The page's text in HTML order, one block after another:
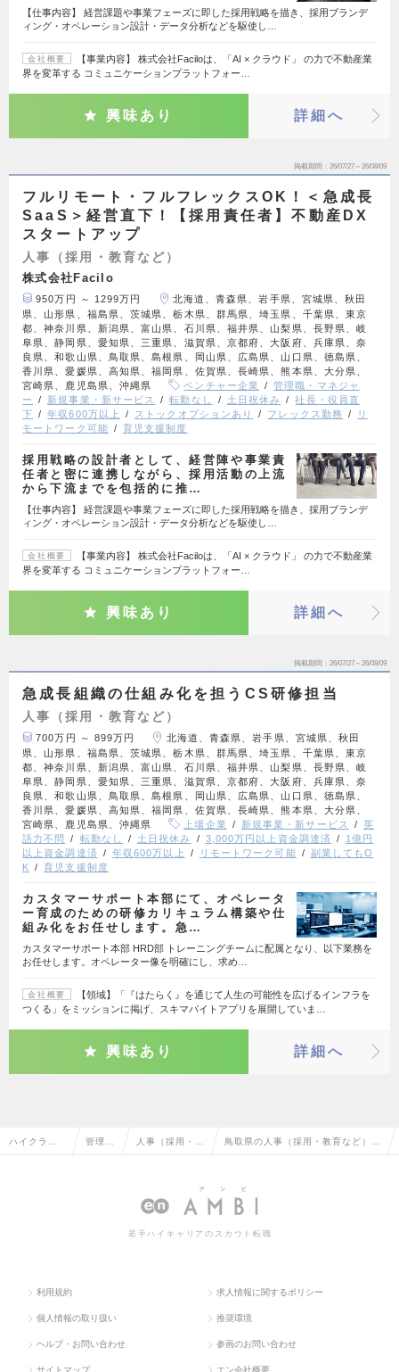
【仕事内容】 経営課題や事業フェーズに即した採用戦略を描き、採用ブランデ
ィング・オペレーション設計・データ分析などを駆使し…
会社概要
【事業内容】 株式会社Faciloは、「AI × クラウド」 の力で不動産業
界を変革する コミュニケーションプラットフォー…
興味あり 詳細へ
掲載期間 26/07/27～26/08/09
フルリモート・フルフレックスOK！＜急成長
SaaS＞経営直下！【採用責任者】不動産DX
スタートアップ
人事（採用・教育など）
株式会社Facilo
950万円 ～ 1299万円
北海道、青森県、岩手県、宮城県、秋田
県、山形県、福島県、茨城県、栃木県、群馬県、埼玉県、千葉県、東京
都、神奈川県、新潟県、富山県、石川県、福井県、山梨県、長野県、岐
阜県、静岡県、愛知県、三重県、滋賀県、京都府、大阪府、兵庫県、奈
良県、和歌山県、鳥取県、島根県、岡山県、広島県、山口県、徳島県、
香川県、愛媛県、高知県、福岡県、佐賀県、長崎県、熊本県、大分県、
宮崎県、鹿児島県、沖縄県
ベンチャー企業
管理職・マネジャ
ー
新規事業・新サービス 転勤なし 土日祝休み
社長・役員直
下
年収600万以上 ストックオプションあり フレックス勤務
リ
モートワーク可能
育児支援制度
採用戦略の設計者として、経営陣や事業責
任者と密に連携しながら、採用活動の上流
から下流までを包括的に推…
【仕事内容】 経営課題や事業フェーズに即した採用戦略を描き、採用ブランデ
ィング・オペレーション設計・データ分析などを駆使し…
会社概要
【事業内容】 株式会社Faciloは、「AI × クラウド」 の力で不動産業
界を変革する コミュニケーションプラットフォー…
興味あり 詳細へ
掲載期間 26/07/27～26/08/09
急成長組織の仕組み化を担うCS研修担当
人事（採用・教育など）
700万円 ～ 899万円
北海道、青森県、岩手県、宮城県、秋田
県、山形県、福島県、茨城県、栃木県、群馬県、埼玉県、千葉県、東京
都、神奈川県、新潟県、富山県、石川県、福井県、山梨県、長野県、岐
阜県、静岡県、愛知県、三重県、滋賀県、京都府、大阪府、兵庫県、奈
良県、和歌山県、鳥取県、島根県、岡山県、広島県、山口県、徳島県、
香川県、愛媛県、高知県、福岡県、佐賀県、長崎県、熊本県、大分県、
宮崎県、鹿児島県、沖縄県
上場企業 新規事業・新サービス
英
語力不問
転勤なし 土日祝休み 3,000万円以上資金調達済
1億円
以上資金調達済
年収600万以上 リモートワーク可能
副業してもO
K
育児支援制度
カスタマーサポート本部にて、オペレータ
ー育成のための研修カリキュラム構築や仕
組み化をお任せします。急…
カスタマーサポート本部 HRD部 トレーニングチームに配属となり、以下業務を
お任せします。オペレーター像を明確にし、求め…
会社概要
【領域】「『はたらく』を通じて人生の可能性を広げるインフラを
つくる」をミッションに掲げ、スキマバイトアプリを展開していま…
興味あり 詳細へ
ハイクラス 管理部 人事（採用・教 鳥取県の人事（採用・教育など）の
若手ハイキャリアのスカウト転職
利用規約 求人情報に関するポリシー
個人情報の取り扱い 推奨環境
ヘルプ・お問い合わせ 参画のお問い合わせ